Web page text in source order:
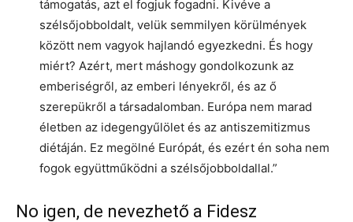
támogatás, azt el fogjuk fogadni. Kivéve a
szélsőjobboldalt, velük semmilyen körülmények
között nem vagyok hajlandó egyezkedni. És hogy
miért? Azért, mert máshogy gondolkozunk az
emberiségről, az emberi lényekről, és az ő
szerepükről a társadalomban. Európa nem marad
életben az idegengyűlölet és az antiszemitizmus
diétáján. Ez megölné Európát, és ezért én soha nem
fogok együttműködni a szélsőjobboldallal.”
No igen, de nevezhető a Fidesz